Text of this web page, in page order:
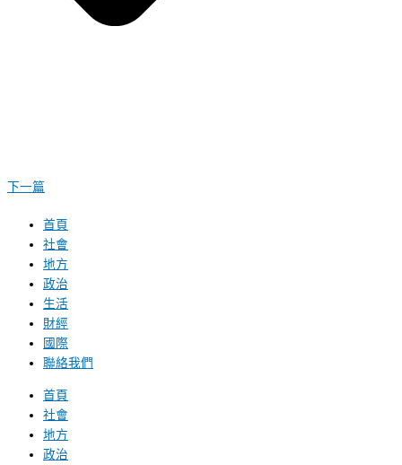
下一篇
首頁
社會
地方
政治
生活
財經
國際
聯絡我們
首頁
社會
地方
政治